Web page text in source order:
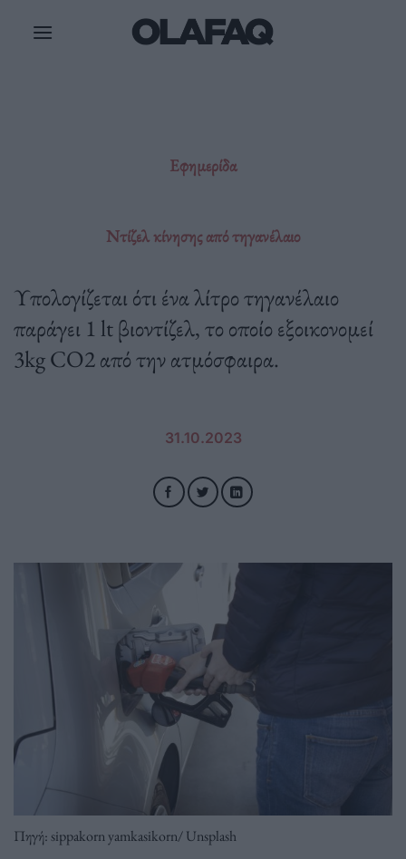
Εφημερίδα
Ντίζελ κίνησης από τηγανέλαιο
Υπολογίζεται ότι ένα λίτρο τηγανέλαιο
παράγει 1 lt βιοντίζελ, το οποίο εξοικονομεί
3kg CO2 από την ατμόσφαιρα.
31.10.2023
Πηγή: sippakorn yamkasikorn/ Unsplash